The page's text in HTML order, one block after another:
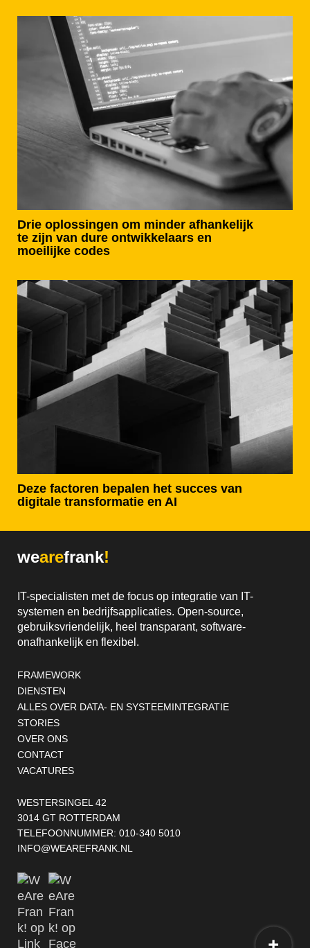
Drie oplossingen om minder afhankelijk
te zijn van dure ontwikkelaars en
moeilijke codes
Deze factoren bepalen het succes van
digitale transformatie en AI
wearefrank!
IT-specialisten met de focus op integratie van IT-
systemen en bedrijfsapplicaties. Open-source,
gebruiksvriendelijk, heel transparant, software-
onafhankelijk en flexibel.
Footernavigatie
FRAMEWORK
DIENSTEN
ALLES OVER DATA- EN SYSTEEMINTEGRATIE
STORIES
OVER ONS
CONTACT
VACATURES
WESTERSINGEL 42
3014 GT ROTTERDAM
TELEFOONNUMMER: 010-340 5010
INFO@WEAREFRANK.NL